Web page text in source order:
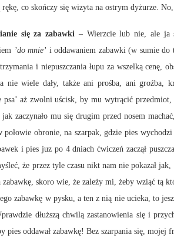
co skończy się wizyta na ostrym dyżurze.
się za zabawki – Wierzcie lub nie, ale ja
’do mnie’ i oddawaniem zabawki (w sumie do
i niepuszczania łupu za wszelką cenę,
nie wiele dały, także ani prośba, ani
psa’ aż zwolni uścisk, by mu wytrącić
zaczynało mu się drugim przed nosem
połowie obronie, na szarpak, gdzie pies
i pies juz po 4 dniach ćwiczeń zaczął
że przez tyle czasu nikt nam nie pokazał
zabawkę, skoro wie, że zależy mi, żeby wziąć tą
zabawkę w pysku, a ten z nią nie ucieka, to
dłuższą chwilą zastanowienia się i
pies oddawał zabawkę! Bez szarpania się,